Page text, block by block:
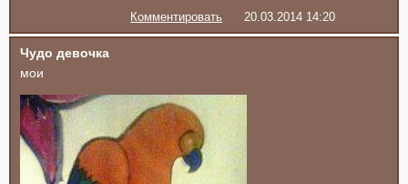
Комментировать 20.03.2014 14:20
Чудо девочка
мои